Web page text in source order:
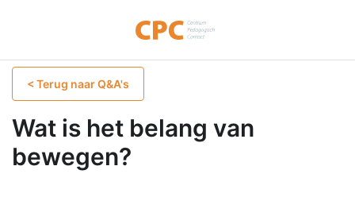
< Terug naar Q&A's
Wat is het belang van
bewegen?